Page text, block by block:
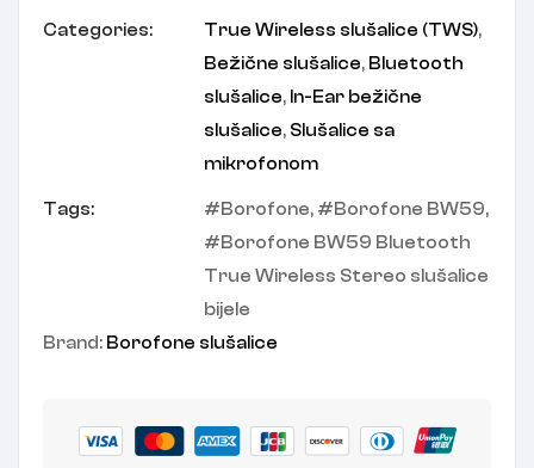
Categories: True Wireless slušalice (TWS),
Bežične slušalice, Bluetooth
slušalice, In-Ear bežične
slušalice, Slušalice sa
mikrofonom
Tags: Borofone, Borofone BW59,
Borofone BW59 Bluetooth
True Wireless Stereo slušalice
bijele
Brand: Borofone slušalice